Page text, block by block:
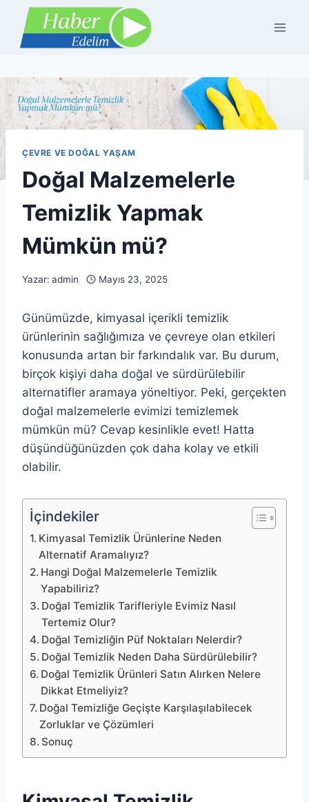
content
ÇEVRE VE DOĞAL YAŞAM
Doğal Malzemelerle
Temizlik Yapmak
Mümkün mü?
Yazar: admin Mayıs 23, 2025
Günümüzde, kimyasal içerikli temizlik
ürünlerinin sağlığımıza ve çevreye olan etkileri
konusunda artan bir farkındalık var. Bu durum,
birçok kişiyi daha doğal ve sürdürülebilir
alternatifler aramaya yöneltiyor. Peki, gerçekten
doğal malzemelerle evimizi temizlemek
mümkün mü? Cevap kesinlikle evet! Hatta
düşündüğünüzden çok daha kolay ve etkili
olabilir.
İçindekiler
Kimyasal Temizlik Ürünlerine Neden
Alternatif Aramalıyız?
Hangi Doğal Malzemelerle Temizlik
Yapabiliriz?
Doğal Temizlik Tarifleriyle Evimiz Nasıl
Tertemiz Olur?
Doğal Temizliğin Püf Noktaları Nelerdir?
Doğal Temizlik Neden Daha Sürdürülebilir?
Doğal Temizlik Ürünleri Satın Alırken Nelere
Dikkat Etmeliyiz?
Doğal Temizliğe Geçişte Karşılaşılabilecek
Zorluklar ve Çözümleri
Sonuç